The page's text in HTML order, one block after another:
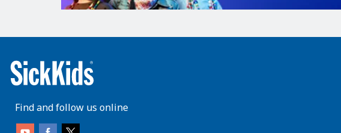
Find and follow us online